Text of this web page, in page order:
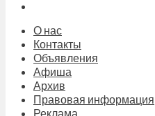
О нас
Контакты
Объявления
Афиша
Архив
Правовая информация
Реклама